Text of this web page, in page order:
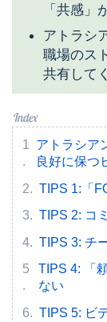
「共感」
アトラシ
職場のス
共有して
アトラシア
良好に保つ
TIPS 1:「
TIPS 2: コ
TIPS 3: チ
TIPS 4: 「
ない
TIPS 5: ビ